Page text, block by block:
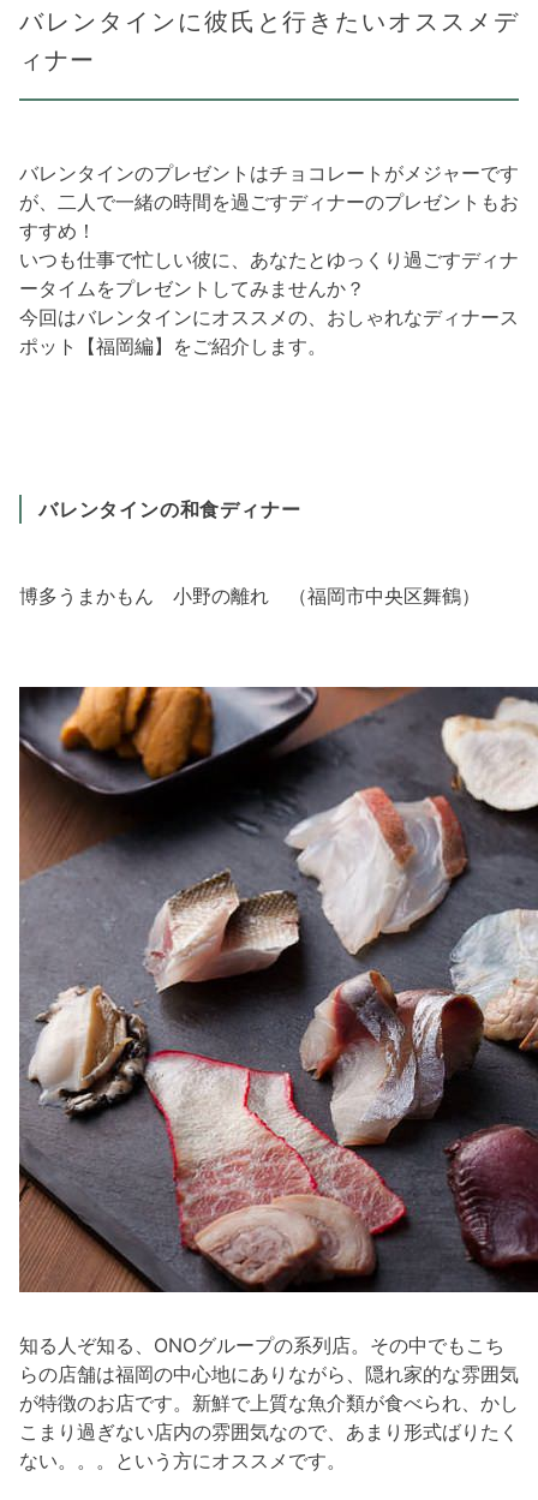
バレンタインに彼氏と行きたいオススメデ
ィナー
バレンタインのプレゼントはチョコレートがメジャーです
が、二人で一緒の時間を過ごすディナーのプレゼントもお
すすめ！
いつも仕事で忙しい彼に、あなたとゆっくり過ごすディナ
ータイムをプレゼントしてみませんか？
今回はバレンタインにオススメの、おしゃれなディナース
ポット【福岡編】をご紹介します。
バレンタインの和食ディナー
博多うまかもん 小野の離れ （福岡市中央区舞鶴）
知る人ぞ知る、ONOグループの系列店。その中でもこち
らの店舗は福岡の中心地にありながら、隠れ家的な雰囲気
が特徴のお店です。新鮮で上質な魚介類が食べられ、かし
こまり過ぎない店内の雰囲気なので、あまり形式ばりたく
ない。。。という方にオススメです。